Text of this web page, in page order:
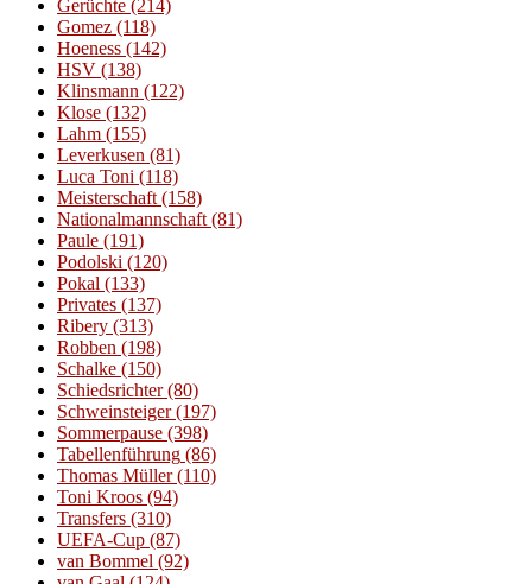
Gerüchte (214)
Gomez (118)
Hoeness (142)
HSV (138)
Klinsmann (122)
Klose (132)
Lahm (155)
Leverkusen (81)
Luca Toni (118)
Meisterschaft (158)
Nationalmannschaft (81)
Paule (191)
Podolski (120)
Pokal (133)
Privates (137)
Ribery (313)
Robben (198)
Schalke (150)
Schiedsrichter(80)
Schweinsteiger(197)
Sommerpause (398)
Tabellenführung (86)
Thomas Müller(110)
Toni Kroos (94)
Transfers (310)
UEFA-Cup (87)
van Bommel (92)